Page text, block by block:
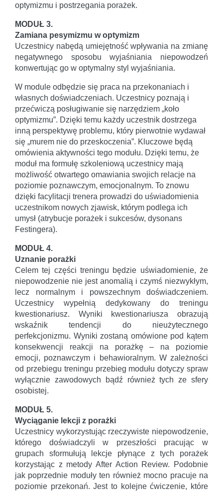
optymizmu i postrzegania porażek.
MODUŁ 3.
Zamiana pesymizmu w optymizm
Uczestnicy nabędą umiejętność wpływania na zmianę
negatywnego sposobu wyjaśniania niepowodzeń
konwertując go w optymalny styl wyjaśniania.
W module odbędzie się praca na przekonaniach i
własnych doświadczeniach. Uczestnicy poznają i
przećwiczą posługiwanie się narzędziem „koło
optymizmu”. Dzięki temu każdy uczestnik dostrzega
inną perspektywę problemu, który pierwotnie wydawał
się „murem nie do przeskoczenia”. Kluczowe będą
omówienia aktywności tego modułu. Dzięki temu, że
moduł ma formułę szkoleniową uczestnicy mają
możliwość otwartego omawiania swojich relacje na
poziomie poznawczym, emocjonalnym. To znowu
dzięki facylitacji trenera prowadzi do uświadomienia
uczestnikom nowych zjawisk, którym podlega ich
umysł (atrybucje porażek i sukcesów, dysonans
Festingera).
MODUŁ 4.
Uznanie porażki
Celem tej części treningu będzie uświadomienie, że
niepowodzenie nie jest anomalią i czymś niezwykłym,
lecz normalnym i powszechnym doświadczeniem.
Uczestnicy wypełnią dedykowany do treningu
kwestionariusz. Wyniki kwestionariusza obrazują
wskaźnik tendencji do nieużytecznego
perfekcjonizmu. Wyniki zostaną omówione pod kątem
konsekwencji reakcji na porażkę – na poziomie
emocji, poznawczym i behawioralnym. W zależności
od przebiegu treningu przebieg modułu dotyczy spraw
wyłącznie zawodowych bądź również tych ze sfery
osobistej.
MODUŁ 5.
Wyciąganie lekcji z porażki
Uczestnicy wykorzystując rzeczywiste niepowodzenie,
którego doświadczyli w przeszłości pracując w
grupach sformułują lekcje płynące z tych porażek
korzystając z metody After Action Review. Podobnie
jak poprzednie moduły ten również mocno pracuje na
poziomie przekonań. Jest to kolejne ćwiczenie, które